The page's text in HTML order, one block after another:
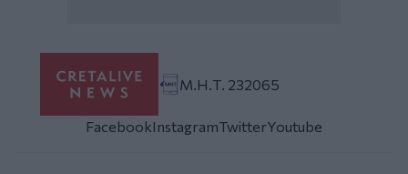
Μ.Η.Τ. 232065
FacebookInstagramTwitterYoutube